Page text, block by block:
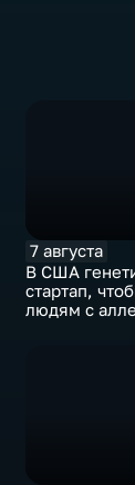
7 августа
В США
стартап,
людям с